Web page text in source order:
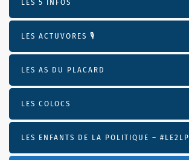
LES 5 INFOS
LES ACTUVORES 🎙
LES AS DU PLACARD
LES COLOCS
LES ENFANTS DE LA POLITIQUE – #LE2LP